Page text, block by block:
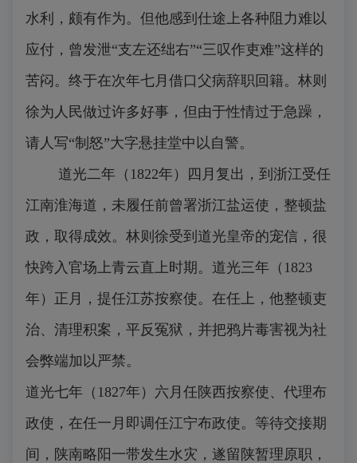
水利，颇有作为。但他感到仕途上各种阻力难以
应付，曾发泄“支左还绌右”“三叹作吏难”这样的
苦闷。终于在次年七月借口父病辞职回籍。林则
徐为人民做过许多好事，但由于性情过于急躁，
请人写“制怒”大字悬挂堂中以自警。
道光二年（1822年）四月复出，到浙江受任
江南淮海道，未履任前曾署浙江盐运使，整顿盐
政，取得成效。林则徐受到道光皇帝的宠信，很
快跨入官场上青云直上时期。道光三年（1823
年）正月，提任江苏按察使。在任上，他整顿吏
治、清理积案，平反冤狱，并把鸦片毒害视为社
会弊端加以严禁。
道光七年（1827年）六月任陕西按察使、代理布
政使，在任一月即调任江宁布政使。等待交接期
间，陕南略阳一带发生水灾，遂留陕暂理原职，